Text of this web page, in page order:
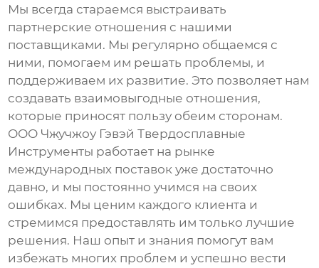
Мы всегда стараемся выстраивать
партнерские отношения с нашими
поставщиками. Мы регулярно общаемся с
ними, помогаем им решать проблемы, и
поддерживаем их развитие. Это позволяет нам
создавать взаимовыгодные отношения,
которые приносят пользу обеим сторонам.
ООО Чжучжоу Гэвэй Твердосплавные
Инструменты работает на рынке
международных поставок уже достаточно
давно, и мы постоянно учимся на своих
ошибках. Мы ценим каждого клиента и
стремимся предоставлять им только лучшие
решения. Наш опыт и знания помогут вам
избежать многих проблем и успешно вести